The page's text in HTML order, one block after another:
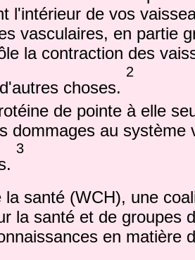
l'intérieur de vos
vasculaires, en partie
la contraction des
choses.
2
de pointe à elle
dommages au système
3
santé (WCH), une
la santé et de groupes
en matière